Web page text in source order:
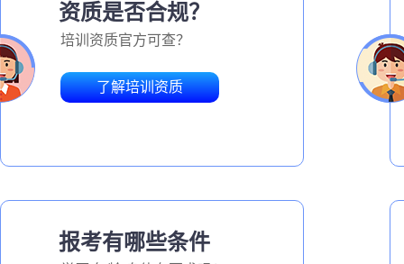
资质是否合规？
培训资质官方可查？
了解培训资质
报考有哪些条件